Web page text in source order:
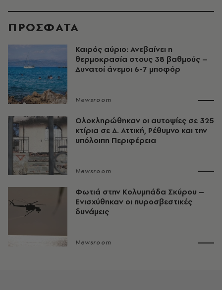
ΠΡΟΣΦΑΤΑ
Καιρός αύριο: Ανεβαίνει η
θερμοκρασία στους 38 βαθμούς –
Δυνατοί άνεμοι 6-7 μποφόρ
Newsroom
Ολοκληρώθηκαν οι αυτοψίες σε 325
κτίρια σε Δ. Αττική, Ρέθυμνο και την
υπόλοιπη Περιφέρεια
Newsroom
Φωτιά στην Κολυμπάδα Σκύρου –
Ενισχύθηκαν οι πυροσβεστικές
δυνάμεις
Newsroom